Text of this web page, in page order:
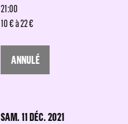
21:00
10 € à 22 €
ANNULÉ
SAM. 11 DÉC. 2021